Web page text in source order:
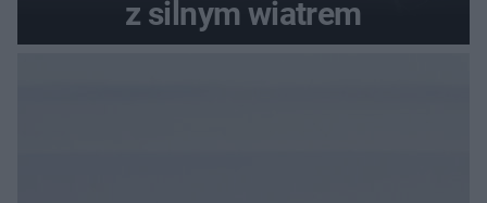
z silnym wiatrem